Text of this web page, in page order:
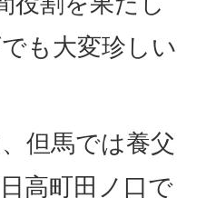
も大変珍しい
但馬では養父
高町田ノ口で